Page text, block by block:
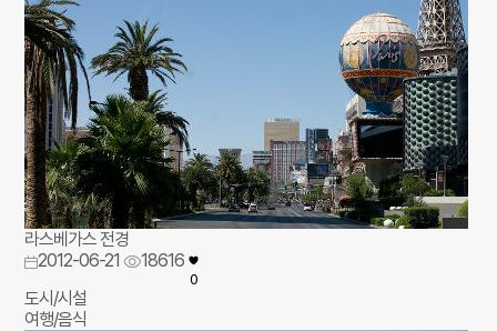
라스베가스 전경
2012-06-21
18616
0
도시/시설
여행/음식